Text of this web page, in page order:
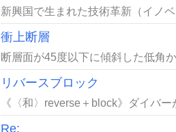
新興国で生まれた技術革新（イノ
衝上断層
断層面が45度以下に傾斜した低角
リバースブロック
《〈和〉reverse＋block》ダイバ
Re: